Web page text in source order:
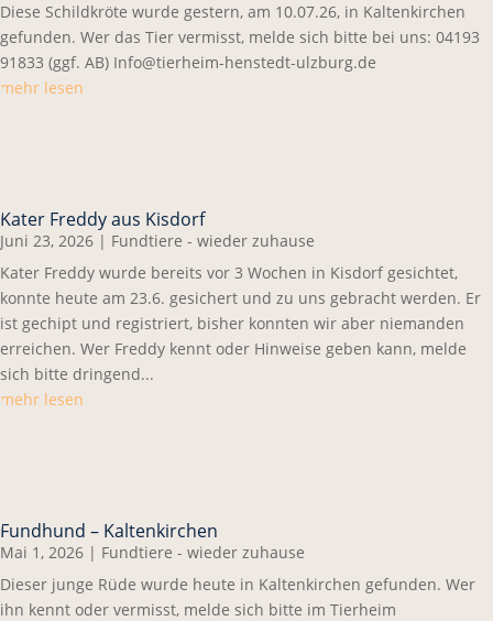
Diese Schildkröte wurde gestern, am 10.07.26, in Kaltenkirchen
gefunden. Wer das Tier vermisst, melde sich bitte bei uns: 04193
91833 (ggf. AB) Info@tierheim-henstedt-ulzburg.de
mehr lesen
Kater Freddy aus Kisdorf
Juni 23, 2026 | Fundtiere - wieder zuhause
Kater Freddy wurde bereits vor 3 Wochen in Kisdorf gesichtet,
konnte heute am 23.6. gesichert und zu uns gebracht werden. Er
ist gechipt und registriert, bisher konnten wir aber niemanden
erreichen. Wer Freddy kennt oder Hinweise geben kann, melde
sich bitte dringend...
mehr lesen
Fundhund – Kaltenkirchen
Mai 1, 2026 | Fundtiere - wieder zuhause
Dieser junge Rüde wurde heute in Kaltenkirchen gefunden. Wer
ihn kennt oder vermisst, melde sich bitte im Tierheim